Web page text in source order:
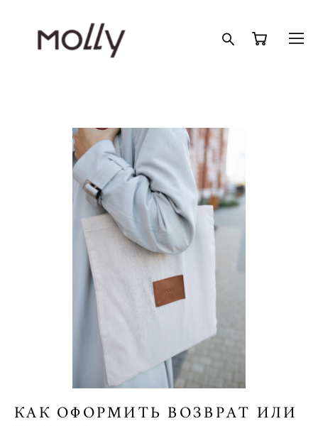
КАК ОФОРМИТЬ ВОЗВРАТ ИЛИ